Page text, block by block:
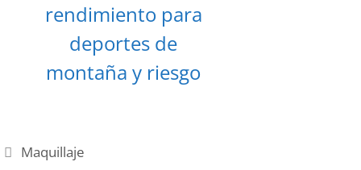
rendimiento para
deportes de
montaña y riesgo
Categories
Maquillaje